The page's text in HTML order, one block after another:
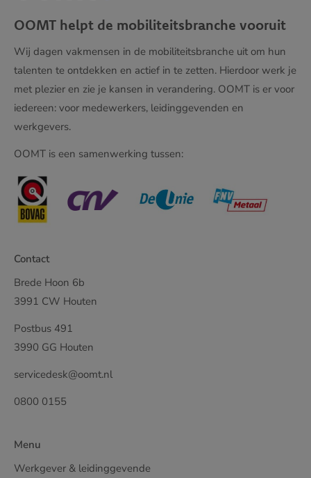
OOMT helpt de mobiliteitsbranche vooruit
Wij dagen vakmensen in de mobiliteitsbranche uit om hun
talenten te ontdekken en actief in te zetten. Hierdoor werk je
met plezier en zie je kansen in verandering. OOMT is er voor
iedereen: voor medewerkers, leidinggevenden en
werkgevers.
OOMT is een samenwerking tussen:
Contact
Brede Hoon 6b
3991 CW Houten
Postbus 491
3990 GG Houten
servicedesk@oomt.nl
0800 0155
Menu
Werkgever & leidinggevende